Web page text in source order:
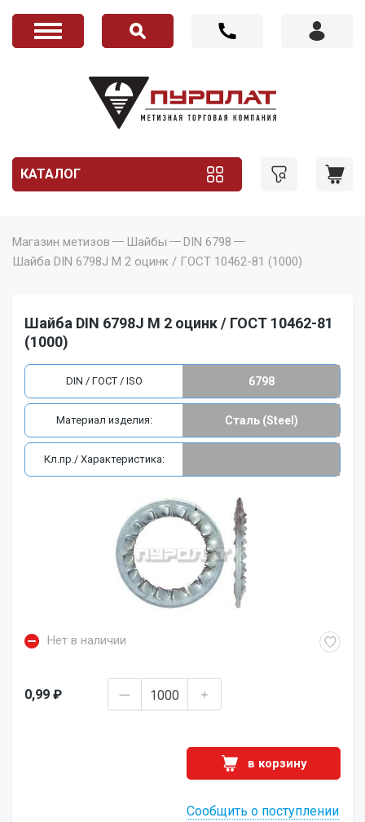
КАТАЛОГ
Магазин метизов Шайбы
DIN 6798
Шайба DIN 6798J M 2 оцинк / ГОСТ 10462-81 (1000)
Шайба DIN 6798J M 2 оцинк / ГОСТ 10462-81
(1000)
Нет в наличии
0,99 ₽
в корзину
Сообщить о поступлении
DIN / ГОСТ / ISO 6798
Материал изделия: Сталь (Steel)
Кл.пр./ Характеристика: